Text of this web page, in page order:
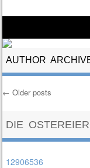
Skip to content
AUTHOR
Post
← Older posts
DIE
12906536